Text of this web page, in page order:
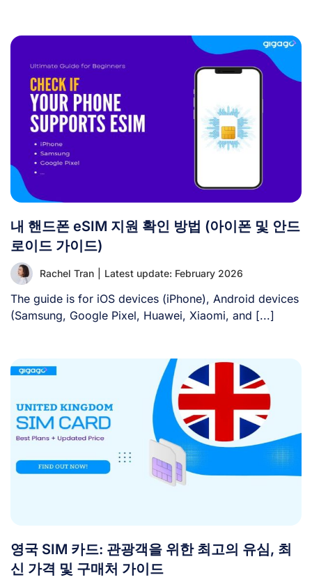
내 핸드폰 eSIM 지원 확인 방법 (아이폰 및 안드
로이드 가이드)
Rachel Tran Latest update: February 2026
The guide is for iOS devices (iPhone), Android devices
(Samsung, Google Pixel, Huawei, Xiaomi, and [...]
영국 SIM 카드: 관광객을 위한 최고의 유심, 최
신 가격 및 구매처 가이드